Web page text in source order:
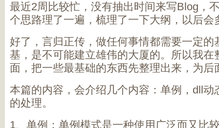
最近2周比较忙，没有抽出时间来写Blog，
个思路理了一遍，梳理了一下大纲，以后会
好了，言归正传，做任何事情都需要一定的
基，是不可能建立雄伟的大厦的。所以我在
面，把一些最基础的东西先整理出来，为后
本篇的内容，会介绍几个内容：单例，dll动
的处理。
1、单例：单例模式是一种使用广泛而又比